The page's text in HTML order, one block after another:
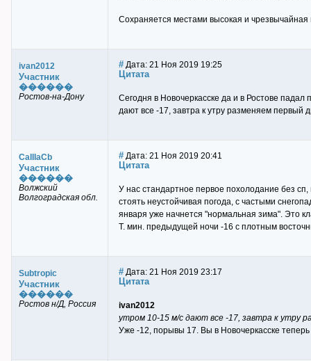
Сохраняется местами высокая и
ivan2012
Участник
������
Ростов-на-Дону
# Дата: 21 Ноя 2019 19:25
Цитата
Сегодня в Новочеркасске да и в Ростове
дают все -17, завтра к утру разменяем первый
CaIIIaCb
Участник
������
Волжский
Волгоградская обл.
# Дата: 21 Ноя 2019 20:41
Цитата
У нас стандартное первое похолодание без
стоять неустойчивая погода, с частыми
января уже начнется "нормальная зима". Это
Т. мин. предыдущей ночи -16 с плотным
Subtropic
Участник
������
Ростов н/Д, Россия
# Дата: 21 Ноя 2019 23:17
Цитата
ivan2012
утром 10-15 м/с дают все -17, завтра к утру
Уже -12, порывы 17. Вы в Новочеркасске теперь